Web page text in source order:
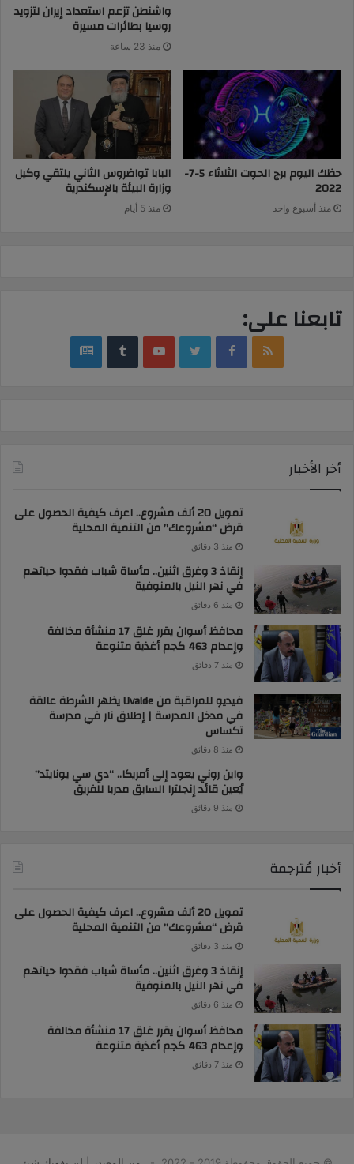
واشنطن تزعم استعداد إيران لتزويد
روسيا بطائرات مسيرة
منذ 23 ساعة
حظك اليوم برج الحوت الثلاثاء 5-7-
2022
منذ أسبوع واحد
البابا تواضروس الثاني يلتقي وكيل
وزارة البيئة بالإسكندرية
منذ 5 أيام
تابعنا على:
RSS
Facebook
Twitter
YouTube
‏Tumblr
google
أخر الأخبار
تمويل 20 ألف مشروع.. اعرف كيفية الحصول على
قرض “مشروعك” من التنمية المحلية
منذ 3 دقائق
إنقاذ 3 وغرق اثنين.. مأساة شباب فقدوا حياتهم
في نهر النيل بالمنوفية
منذ 6 دقائق
محافظ أسوان يقرر غلق 17 منشأة مخالفة
وإعدام 463 كجم أغذية متنوعة
منذ 7 دقائق
فيديو للمراقبة من Uvalde يظهر الشرطة عالقة
في مدخل المدرسة | إطلاق نار في مدرسة
تكساس
منذ 8 دقائق
واين روني يعود إلى أمريكا.. “دي سي يونايتد”
يُعين قائد إنجلترا السابق مدربا للفريق
منذ 9 دقائق
أخبار مُترجمة
تمويل 20 ألف مشروع.. اعرف كيفية الحصول على
قرض “مشروعك” من التنمية المحلية
منذ 3 دقائق
إنقاذ 3 وغرق اثنين.. مأساة شباب فقدوا حياتهم
في نهر النيل بالمنوفية
منذ 6 دقائق
محافظ أسوان يقرر غلق 17 منشأة مخالفة
وإعدام 463 كجم أغذية متنوعة
منذ 7 دقائق